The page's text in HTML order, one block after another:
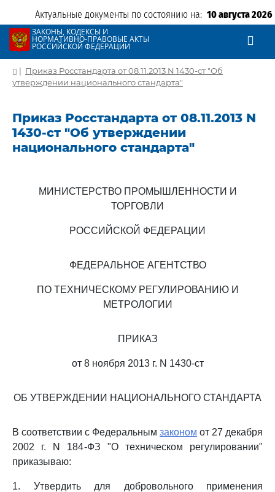
Актуальные документы по состоянию на: 10 августа 2026
ЗАКОНЫ, КОДЕКСЫ И
НОРМАТИВНО-ПРАВОВЫЕ АКТЫ
РОССИЙСКОЙ ФЕДЕРАЦИИ
| Приказ Росстандарта от 08.11.2013 N 1430-ст "Об
утверждении национального стандарта"
Приказ Росстандарта от 08.11.2013 N
1430-ст "Об утверждении
национального стандарта"
МИНИСТЕРСТВО ПРОМЫШЛЕННОСТИ И
ТОРГОВЛИ
РОССИЙСКОЙ ФЕДЕРАЦИИ
ФЕДЕРАЛЬНОЕ АГЕНТСТВО
ПО ТЕХНИЧЕСКОМУ РЕГУЛИРОВАНИЮ И
МЕТРОЛОГИИ
ПРИКАЗ
от 8 ноября 2013 г. N 1430-ст
ОБ УТВЕРЖДЕНИИ НАЦИОНАЛЬНОГО СТАНДАРТА
В соответствии с Федеральным законом от 27 декабря
2002 г. N 184-ФЗ "О техническом регулировании"
приказываю:
1. Утвердить для добровольного применения